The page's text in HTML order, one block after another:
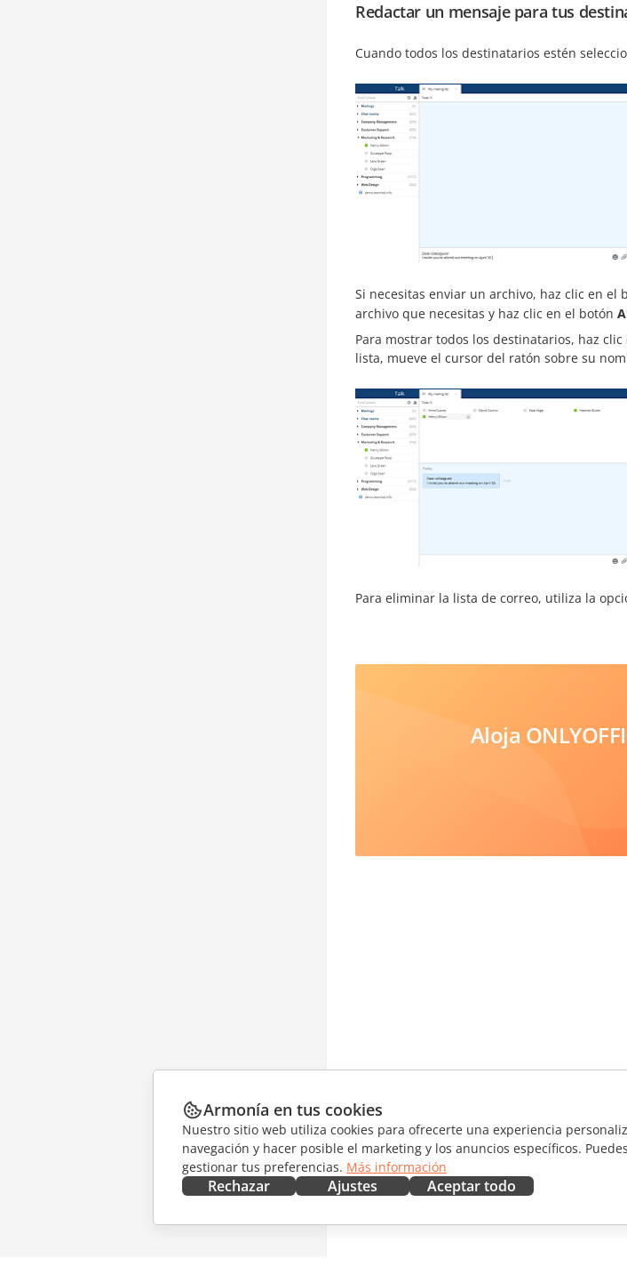
Redactar un mensaje para tus
Cuando todos los destinatarios estén
Si necesitas enviar un archivo, haz clic en el
archivo que necesitas y haz clic en el botón
Para mostrar todos los destinatarios, haz
lista, mueve el cursor del ratón sobre su
Para eliminar la lista de correo, utiliza la
Aloja
Armonía en tus cookies
Nuestro sitio web utiliza cookies para ofrecerte una experiencia
navegación y hacer posible el marketing y los anuncios específicos.
gestionar tus preferencias. Más información
Rechazar Ajustes Aceptar todo